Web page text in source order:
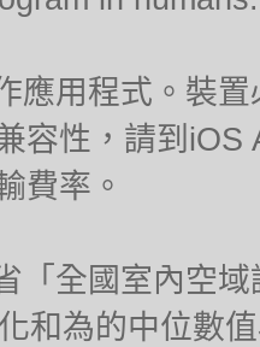
應用程式。裝
容性，請到
費率。
「全國室內空
和為的中位數